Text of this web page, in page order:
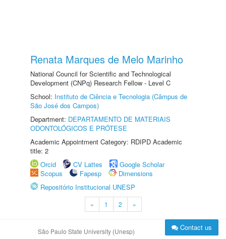
Renata Marques de Melo Marinho
National Council for Scientific and Technological
Development (CNPq) Research Fellow - Level C
School: Instituto de Ciência e Tecnologia (Câmpus de
São José dos Campos)
Department: DEPARTAMENTO DE MATERIAIS
ODONTOLÓGICOS E PRÓTESE
Academic Appointment Category: RDIPD Academic
title: 2
Orcid
CV Lattes
Google Scholar
Scopus
Fapesp
Dimensions
Repositório Institucional UNESP
« 1 2 »
São Paulo State University (Unesp) Contact us